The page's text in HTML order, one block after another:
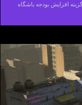
افزایش بودجه باشگاه